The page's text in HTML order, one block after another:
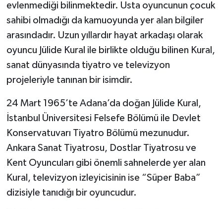
evlenmediği bilinmektedir. Usta oyuncunun çocuk
sahibi olmadığı da kamuoyunda yer alan bilgiler
arasındadır. Uzun yıllardır hayat arkadaşı olarak
oyuncu Jülide Kural ile birlikte olduğu bilinen Kural,
sanat dünyasında tiyatro ve televizyon
projeleriyle tanınan bir isimdir.
24 Mart 1965’te Adana’da doğan Jülide Kural,
İstanbul Üniversitesi Felsefe Bölümü ile Devlet
Konservatuvarı Tiyatro Bölümü mezunudur.
Ankara Sanat Tiyatrosu, Dostlar Tiyatrosu ve
Kent Oyuncuları gibi önemli sahnelerde yer alan
Kural, televizyon izleyicisinin ise “Süper Baba”
dizisiyle tanıdığı bir oyuncudur.